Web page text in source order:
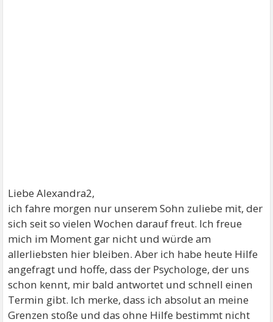
Liebe Alexandra2,
ich fahre morgen nur unserem Sohn zuliebe mit, der
sich seit so vielen Wochen darauf freut. Ich freue
mich im Moment gar nicht und würde am
allerliebsten hier bleiben. Aber ich habe heute Hilfe
angefragt und hoffe, dass der Psychologe, der uns
schon kennt, mir bald antwortet und schnell einen
Termin gibt. Ich merke, dass ich absolut an meine
Grenzen stoße und das ohne Hilfe bestimmt nicht